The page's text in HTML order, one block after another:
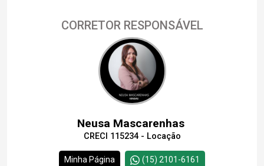
CORRETOR RESPONSÁVEL
Neusa Mascarenhas
CRECI 115234 - Locação
Minha Página (15) 2101-6161